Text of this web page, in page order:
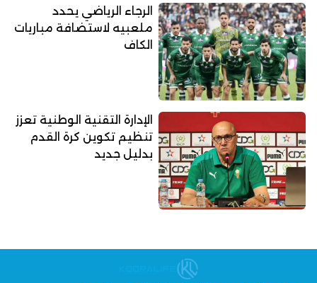
الرجاء الرياضي يحدد
ملعبيه لاستضافة مباريات
الكاف
الإدارة التقنية الوطنية تعزز
تنظيم تكوين كرة القدم
بدليل جديد